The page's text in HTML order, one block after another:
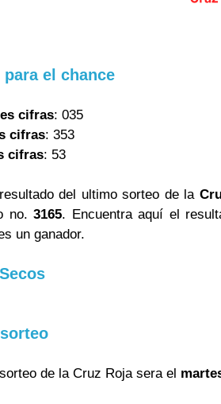
para el chance
cifras: 035
cifras: 353
cifras: 53
del ultimo sorteo de la
no.3165. Encuentra aquí el
un ganador.
de la Cruz Roja sera el